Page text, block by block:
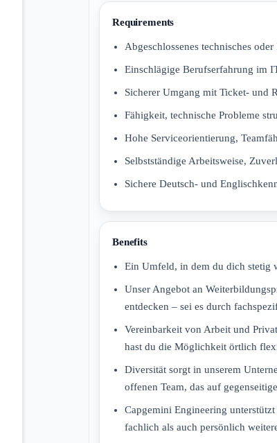
Requirements
Abgeschlossenes technisches
Einschlägige Berufserfahrung im
Sicherer Umgang mit Ticket‑ und
Fähigkeit, technische Probleme
Hohe Serviceorientierung,
Selbstständige Arbeitsweise,
Sichere Deutsch- und
Benefits
Ein Umfeld, in dem du dich stetig
Unser Angebot an
entdecken – sei es durch
Vereinbarkeit von Arbeit und
hast du die Möglichkeit örtlich
Diversität sorgt in unserem
offenen Team, das auf
Capgemini Engineering
fachlich als auch persönlich